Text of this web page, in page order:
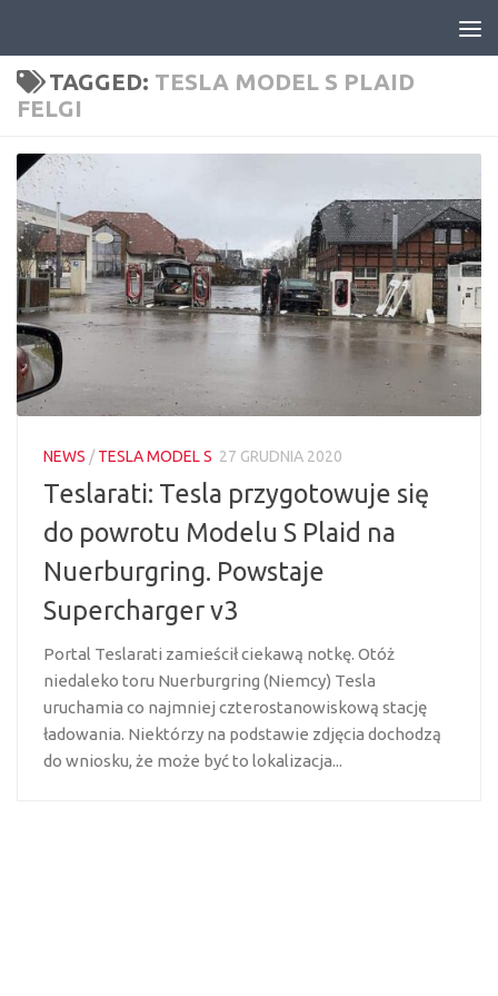
TAGGED: TESLA MODEL S PLAID
FELGI
NEWS /TESLA MODEL S 27 GRUDNIA 2020
Teslarati: Tesla przygotowuje się
do powrotu Modelu S Plaid na
Nuerburgring. Powstaje
Supercharger v3
Portal Teslarati zamieścił ciekawą notkę. Otóż
niedaleko toru Nuerburgring (Niemcy) Tesla
uruchamia co najmniej czterostanowiskową stację
ładowania. Niektórzy na podstawie zdjęcia dochodzą
do wniosku, że może być to lokalizacja...